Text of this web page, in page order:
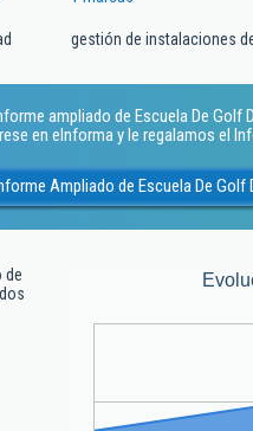
gestión de instalaciones
ampliado de Escuela De Golf
en eInforma y le regalamos el
Ampliado de Escuela De Golf
de